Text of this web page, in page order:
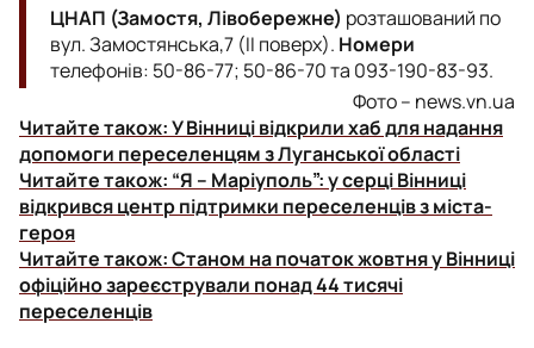
ЦНАП (Замостя, Лівобережне) розташований по
вул. Замостянська,7 (II поверх). Номери
телефонів: 50-86-77; 50-86-70 та 093-190-83-93.
Фото – news.vn.ua
Читайте також:У Вінниці відкрили хаб для надання
допомоги переселенцям з Луганської області
Читайте також: “Я – Маріуполь”: у серці Вінниці
відкрився центр підтримки переселенців з міста-
героя
Читайте також:Станом на початок жовтня у Вінниці
офіційно зареєстрували понад 44 тисячі
переселенців